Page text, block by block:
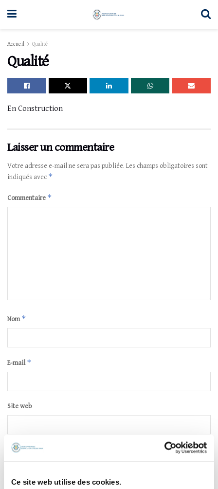
Ce site web utilise des cookies.
Accueil Qualité
Qualité
En Construction
Laisser un commentaire
Votre adresse e-mail ne sera pas publiée. Les champs obligatoires sont
indiqués avec *
Commentaire *
Nom*
E-mail*
Site web